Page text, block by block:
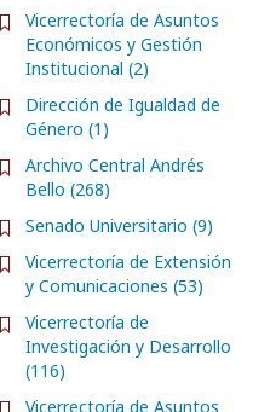
Vicerrectoría de Asuntos
Económicos y Gestión
Institucional (2)
Dirección de Igualdad de
Género (1)
Archivo Central Andrés
Bello (268)
Senado Universitario (9)
Vicerrectoría de Extensión
y Comunicaciones (53)
Vicerrectoría de
Investigación y Desarrollo
(116)
Vicerrectoría de Asuntos